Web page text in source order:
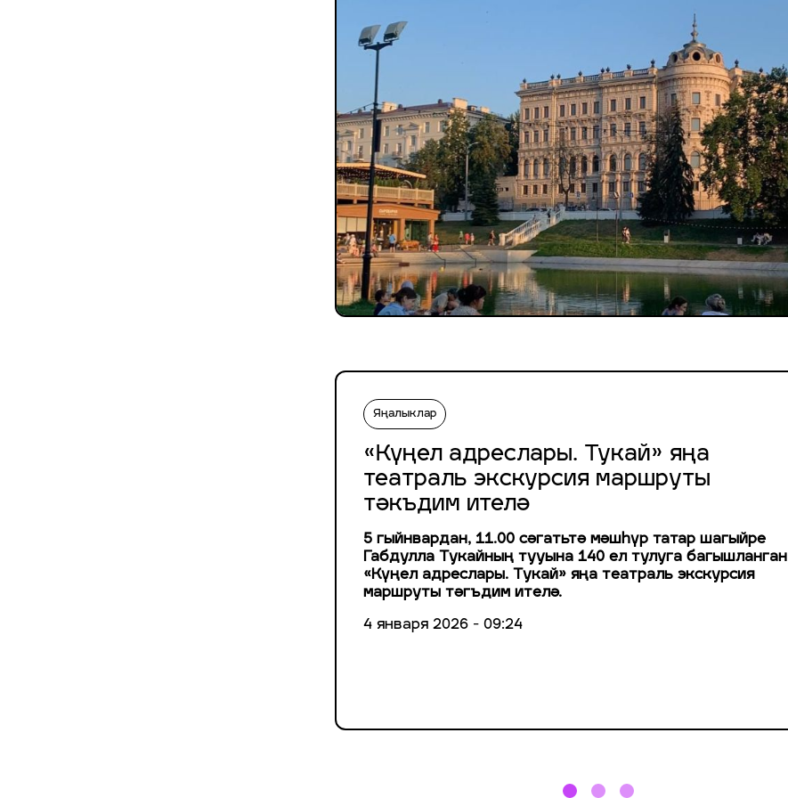
Яңалыклар
«Күңел адреслары. Тукай» яңа
театраль экскурсия маршруты
тәкъдим ителә
5 гыйнвардан, 11.00 сәгатьтә мәшһүр татар шагыйре
Габдулла Тукайның тууына 140 ел тулуга багышланган
«Күңел адреслары. Тукай» яңа театраль экскурсия
маршруты тәгъдим ителә.
4 января 2026 - 09:24